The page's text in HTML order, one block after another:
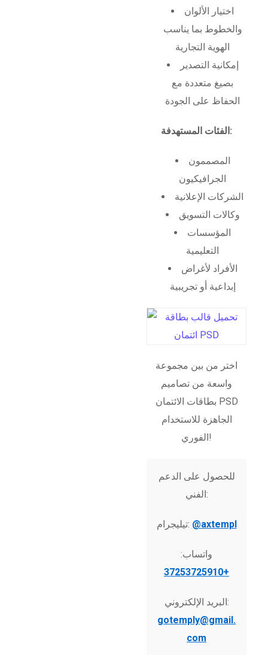
اختيار الألوان
والخطوط بما يناسب
الهوية التجارية
إمكانية التصدير
بصيغ متعددة مع
الحفاظ على الجودة
الفئات المستهدفة:
المصممون
الجرافيكيون
الشركات الإعلانية
وكالات التسويق
المؤسسات
التعليمية
الأفراد لأغراض
إبداعية أو تجريبية
اختر من بين مجموعة
واسعة من تصاميم
بطاقات الائتمان PSD
الجاهزة للاستخدام
الفوري!
للحصول على الدعم
الفني:
تيليجرام: @axtempl
واتساب:
+37253725910
البريد الإلكتروني:
gotemply@gmail.
com